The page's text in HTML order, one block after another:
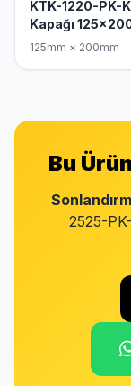
KTK-1220-PK-
Kapağı
125mm × 200mm
Bu
2525-